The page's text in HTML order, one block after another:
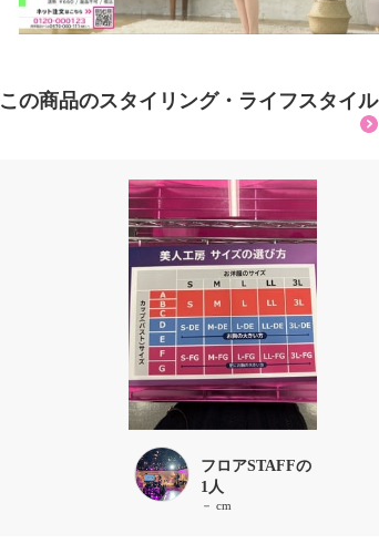
この商品のスタイリング・ライフスタイル
フロアSTAFFの
1人
－ cm